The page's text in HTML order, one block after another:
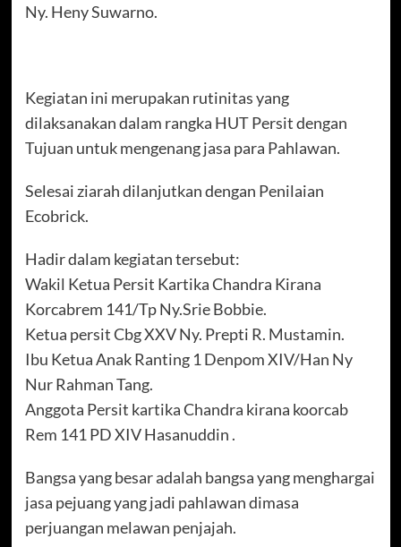
Ny. Heny Suwarno.
Kegiatan ini merupakan rutinitas yang
dilaksanakan dalam rangka HUT Persit dengan
Tujuan untuk mengenang jasa para Pahlawan.
Selesai ziarah dilanjutkan dengan Penilaian
Ecobrick.
Hadir dalam kegiatan tersebut:
Wakil Ketua Persit Kartika Chandra Kirana
Korcabrem 141/Tp Ny.Srie Bobbie.
Ketua persit Cbg XXV Ny. Prepti R. Mustamin.
Ibu Ketua Anak Ranting 1 Denpom XIV/Han Ny
Nur Rahman Tang.
Anggota Persit kartika Chandra kirana koorcab
Rem 141 PD XIV Hasanuddin .
Bangsa yang besar adalah bangsa yang menghargai
jasa pejuang yang jadi pahlawan dimasa
perjuangan melawan penjajah.